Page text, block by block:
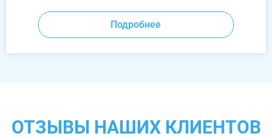
Подробнее
ОТЗЫВЫ НАШИХ КЛИЕНТОВ